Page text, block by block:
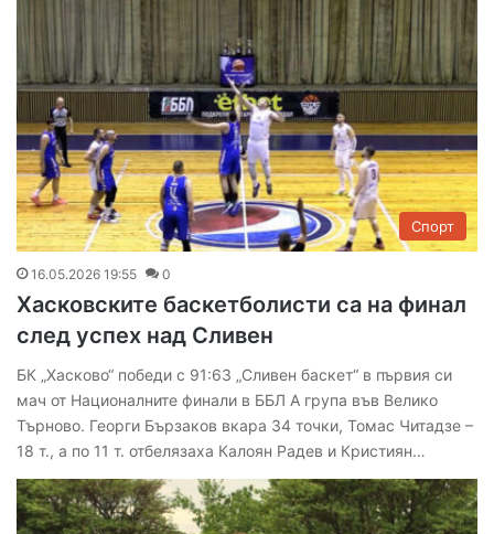
Спорт
16.05.2026 19:55 0
Хасковските баскетболисти са на финал
след успех над Сливен
БК „Хасково“ победи с 91:63 „Сливен баскет“ в първия си
мач от Националните финали в ББЛ А група във Велико
Търново. Георги Бързаков вкара 34 точки, Томас Читадзе –
18 т., а по 11 т. отбелязаха Калоян Радев и Кристиян…